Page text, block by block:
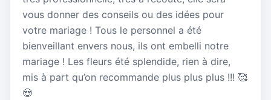
vous donner des conseils ou des idées pour
votre mariage ! Tous le personnel a été
bienveillant envers nous, ils ont embelli notre
mariage ! Les fleurs été splendide, rien à dire,
mis à part qu’on recommande plus plus plus !!! 🥰
😍